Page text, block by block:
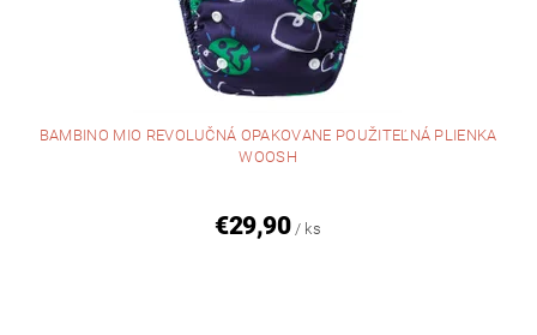
BAMBINO MIO REVOLUČNÁ OPAKOVANE POUŽITEĽNÁ PLIENKA
WOOSH
€29,90 / ks